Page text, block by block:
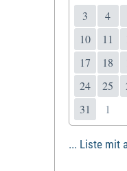
3
4
10
11
17
18
24
25
31
1
... Liste mit